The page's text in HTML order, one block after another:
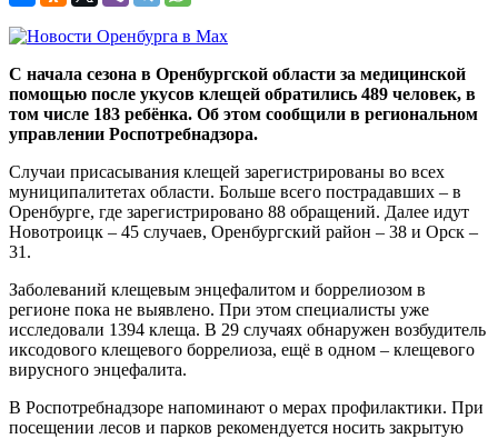
С начала сезона в Оренбургской области за медицинской
помощью после укусов клещей обратились 489 человек, в
том числе 183 ребёнка. Об этом сообщили в региональном
управлении Роспотребнадзора.
Случаи присасывания клещей зарегистрированы во всех
муниципалитетах области. Больше всего пострадавших – в
Оренбурге, где зарегистрировано 88 обращений. Далее идут
Новотроицк – 45 случаев, Оренбургский район – 38 и Орск –
31.
Заболеваний клещевым энцефалитом и боррелиозом в
регионе пока не выявлено. При этом специалисты уже
исследовали 1394 клеща. В 29 случаях обнаружен возбудитель
иксодового клещевого боррелиоза, ещё в одном – клещевого
вирусного энцефалита.
В Роспотребнадзоре напоминают о мерах профилактики. При
посещении лесов и парков рекомендуется носить закрытую